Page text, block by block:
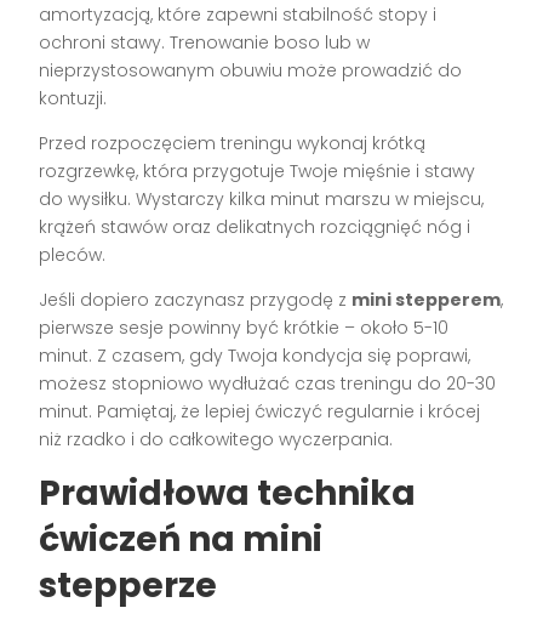
amortyzacją, które zapewni stabilność stopy i
ochroni stawy. Trenowanie boso lub w
nieprzystosowanym obuwiu może prowadzić do
kontuzji.
Przed rozpoczęciem treningu wykonaj krótką
rozgrzewkę, która przygotuje Twoje mięśnie i stawy
do wysiłku. Wystarczy kilka minut marszu w miejscu,
krążeń stawów oraz delikatnych rozciągnięć nóg i
pleców.
Jeśli dopiero zaczynasz przygodę z mini stepperem,
pierwsze sesje powinny być krótkie – około 5-10
minut. Z czasem, gdy Twoja kondycja się poprawi,
możesz stopniowo wydłużać czas treningu do 20-30
minut. Pamiętaj, że lepiej ćwiczyć regularnie i krócej
niż rzadko i do całkowitego wyczerpania.
Prawidłowa technika
ćwiczeń na mini
stepperze